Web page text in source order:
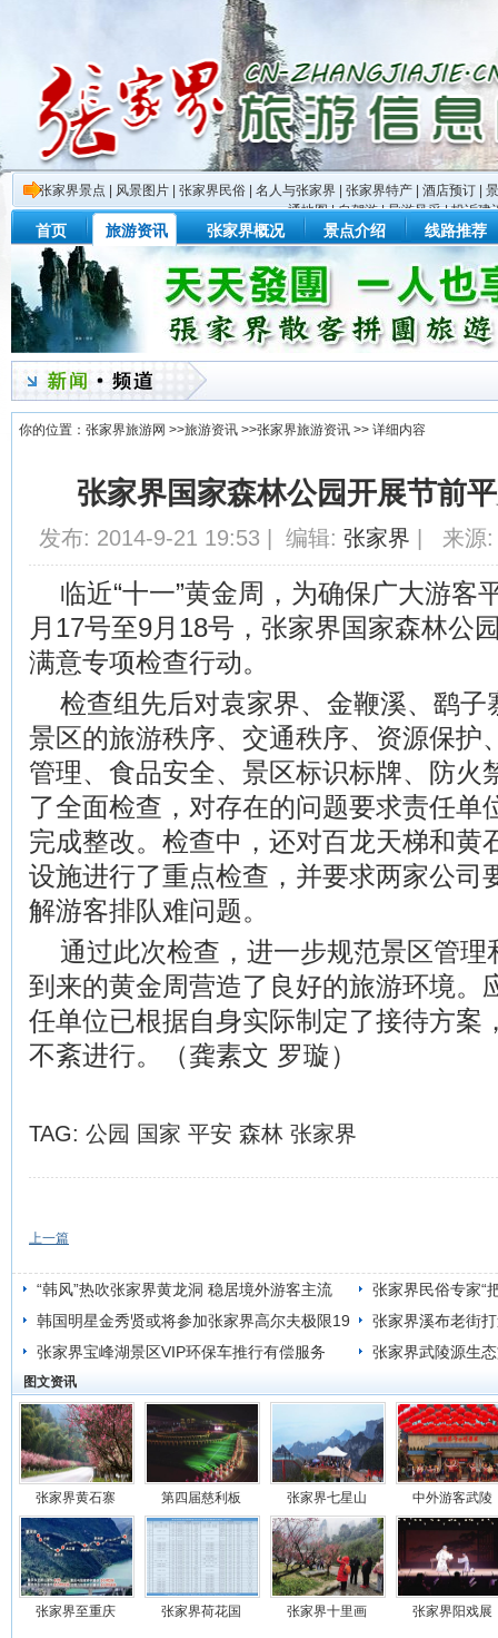
张家界景点 风景图片 张家界民俗 名人与张家界 张家界特产 酒店预订
通地图|自驾游|导游风采|投诉建
首页 旅游资讯 张家界概况 景点介绍 线路推荐
你的位置： 张家界旅游网 >>旅游资讯 >>张家界旅游资讯 >> 详细内容
张家界国家森林公园开展节前
发布: 2014-9-21 19:53 | 编辑: 张家界 | 来源:
临近“十一”黄金周，为确保广大游客
月17号至9月18号，张家界国家森林公
满意专项检查行动。
检查组先后对袁家界、金鞭溪、鹞子
景区的旅游秩序、交通秩序、资源保护
管理、食品安全、景区标识标牌、防火
了全面检查，对存在的问题要求责任单
完成整改。检查中，还对百龙天梯和黄
设施进行了重点检查，并要求两家公司
解游客排队难问题。
通过此次检查，进一步规范景区管理
到来的黄金周营造了良好的旅游环境。
任单位已根据自身实际制定了接待方案
不紊进行。（龚素文 罗璇）
TAG: 公园 国家 平安 森林 张家界
上一篇
“韩风”热吹张家界黄龙洞 稳居境外游客主流
张家界民俗专家“
韩国明星金秀贤或将参加张家界高尔夫极限19
洞挑战赛
张家界溪布老街
地
张家界宝峰湖景区VIP环保车推行有偿服务 张家界武陵源生
图文资讯
张家界黄石寨 第四届慈利板 张家界七星山 中外游客武陵
张家界至重庆 张家界荷花国 张家界十里画 张家界阳戏展